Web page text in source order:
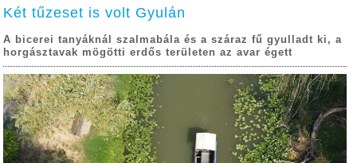
Két tűzeset is volt Gyulán
A bicerei tanyáknál szalmabála és a száraz fű gyulladt ki, a
horgásztavak mögötti erdős területen az avar égett